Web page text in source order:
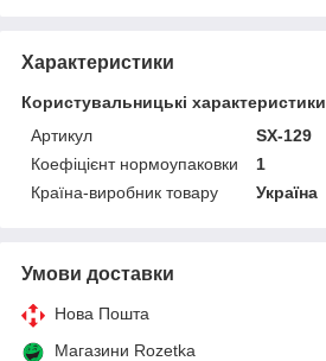
Характеристики
Користувальницькі характеристики
Артикул
SX-129
Коефіцієнт нормоупаковки
1
Країна-виробник товару
Україна
Умови доставки
Нова Пошта
Магазини Rozetka